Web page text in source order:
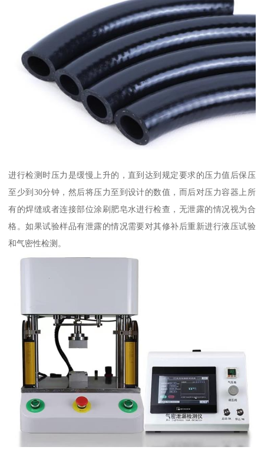
进行检测时压力是缓慢上升的，直到达到规定要求的压力值后保压
至少到30分钟，然后将压力至到设计的数值，而后对压力容器上所
有的焊缝或者连接部位涂刷肥皂水进行检查，无泄露的情况视为合
格。如果试验样品有泄露的情况需要对其修补后重新进行液压试验
和气密性检测。